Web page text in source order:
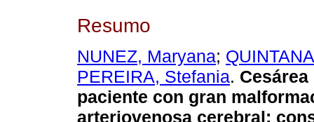
Resumo
NUNEZ, Maryana;
PEREIRA, Stefania. Cesárea
paciente con gran
arteriovenosa cerebral: